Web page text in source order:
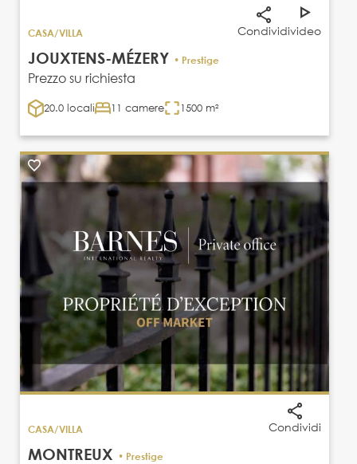
Condividivideo
CASA/VILLA
JOUXTENS-MÉZERY • Prestige
Prezzo su richiesta
20.0 locali 11 camere 1500 m²
Condividi
CASA/VILLA
MONTREUX • Prestige